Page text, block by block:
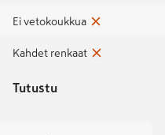
Ei vetokoukkua
Kahdet renkaat
Tutustu